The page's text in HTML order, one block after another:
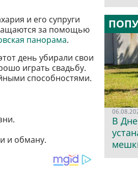
и его супруги
за помощью
панорама.
день убирали свои
играть свадьбу.
способностями.
и обману.
В